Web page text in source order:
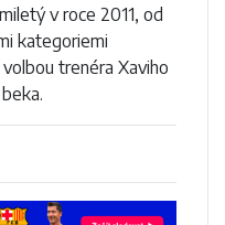
v roce 2011, od
kategoriemi
trenéra Xaviho